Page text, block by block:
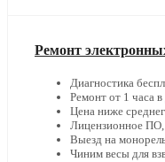
Ремонт
Диагностика
Ремонт от 1 часа
Цена ниже
Лицензионное ПО,
Выезд на
Чиним весы для